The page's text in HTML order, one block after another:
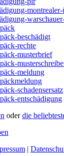
beschädigt
rechte
musterbrief
meldung
schadensersatz
entschädigung
oderdie
|